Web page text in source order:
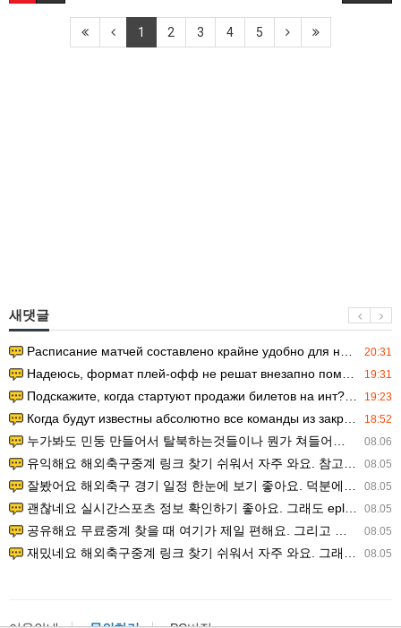
1 2 3 4 5
새댓글
20:31
Расписание матчей составлено крайне удобно для нашего часово…
19:31
Надеюсь, формат плей-офф не решат внезапно поменять. https:/…
19:23
Подскажите, когда стартуют продажи билетов на инт? https://g…
18:52
Когда будут известны абсолютно все команды из закрытых квали…
08.06
누가봐도 민둥 만들어서 탈북하는것들이나 뭔가 쳐들어오는 낌새를 미리 알아차리기 위함이지 저걸 전쟁준비라고 하…
08.05
유익해요 해외축구중계 링크 찾기 쉬워서 자주 와요. 참고로 무료스포츠중계 정보 확인할 때 출처 꼭 체크해요.…
08.05
잘봤어요 해외축구 경기 일정 한눈에 보기 좋아요. 덕분에 epl중계 볼 때 공식 중계 채널 먼저 찾아봐요. …
08.05
괜찮네요 실시간스포츠 정보 확인하기 좋아요. 그래도 epl중계 볼 때 공식 중계 채널 먼저 찾아봐요. 북마크…
08.05
공유해요 무료중계 찾을 때 여기가 제일 편해요. 그리고 무료스포츠중계 정보 확인할 때 출처 꼭 체크해요. 앞…
08.05
재밌네요 해외축구중계 링크 찾기 쉬워서 자주 와요. 그래서 해외축구중계도 정식 서비스로 봐야 안전해요. 다음…